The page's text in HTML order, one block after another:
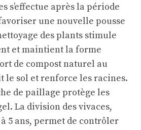
s’effectue après la période
une nouvelle pousse
des plants stimule
et maintient la forme
de compost naturel au
sol et renforce les racines.
de paillage protège les
La division des vivaces,
5 ans, permet de contrôler